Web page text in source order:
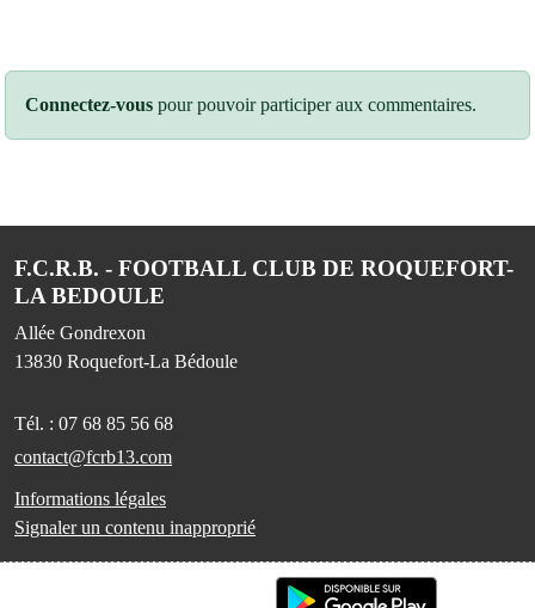
Connectez-vous pour pouvoir participer aux commentaires.
F.C.R.B. - FOOTBALL CLUB DE ROQUEFORT-
LA BEDOULE
Allée Gondrexon
13830 Roquefort-La Bédoule
Tél. : 07 68 85 56 68
contact@fcrb13.com
Informations légales
Signaler un contenu inapproprié